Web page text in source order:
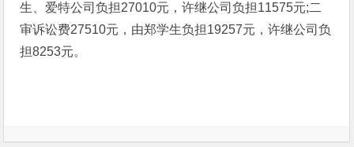
生、爱特公司负担27010元，许继公司负担11575元;二
审诉讼费27510元，由郑学生负担19257元，许继公司负
担8253元。